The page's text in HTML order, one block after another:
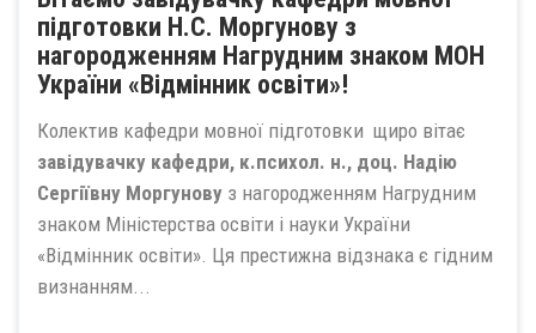
підготовки Н.С. Моргунову з
нагородженням Нагрудним знаком МОН
України «Відмінник освіти»!
Колектив кафедри мовної підготовки щиро вітає
завідувачку кафедри, к.психол. н., доц. Надію
Сергіївну Моргунову з нагородженням Нагрудним
знаком Міністерства освіти і науки України
«Відмінник освіти». Ця престижна відзнака є гідним
визнанням...